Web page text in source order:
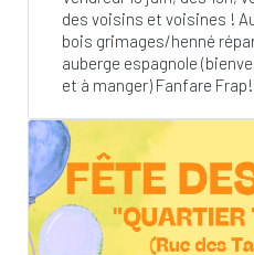
des voisins et voisines !
bois grimages/henné
auberge espagnole
et à manger) Fanfare